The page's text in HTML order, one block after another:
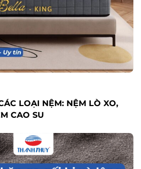
LOẠI NỆM: NỆM LÒ XO,
CAO SU